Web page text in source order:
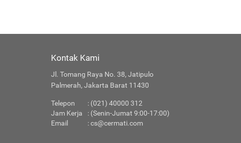
Kontak Kami
Jl. Tomang Raya No. 38, Jatipulo
Palmerah, Jakarta Barat 11430
Telepon
: (021) 40000 312
Jam Kerja
: (Senin-Jumat 9:00-17:00)
Email
:cs@cermati.com